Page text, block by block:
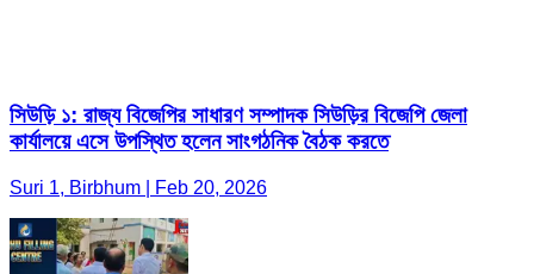
সিউড়ি ১: রাজ্য বিজেপির সাধারণ সম্পাদক সিউড়ির বিজেপি জেলা
কার্যালয়ে এসে উপস্থিত হলেন সাংগঠনিক বৈঠক করতে
Suri 1, Birbhum | Feb 20, 2026